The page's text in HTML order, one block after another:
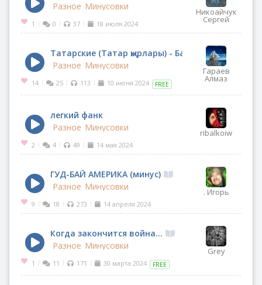
Никоайчук
Сергей
Разное Минусовки
1 | 0 | 37 | 18 июля 2024
Гараев
Алмаз
Татарские (Татар җырлары) - Барыбер көтәм
Разное Минусовки
14 | 25 | 113 | 10 июня 2024 FREE
ribalkoiw
легкий фанк
Разное Минусовки
2 | 4 | 49 | 14 мая 2024
. Игорь
ГУД-БАЙ АМЕРИКА (минус)
Разное Минусовки
9 | 18 | 273 | 14 апреля 2024
Grey
Когда закончится война...
Разное Минусовки
1 | 11 | 171 | 30 марта 2024 FREE